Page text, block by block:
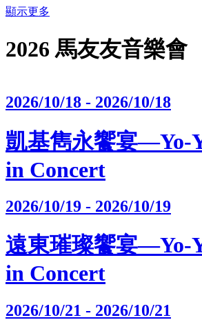
顯示更多
2026 馬友友音樂會
2026/10/18 - 2026/10/18
凱基雋永饗宴—Yo-
in Concert
2026/10/19 - 2026/10/19
遠東璀璨饗宴—Yo-
in Concert
2026/10/21 - 2026/10/21